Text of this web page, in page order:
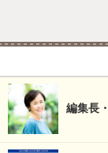
編集長